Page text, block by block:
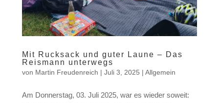
Mit Rucksack und guter Laune – Das
Reismann unterwegs
von Martin Freudenreich | Juli 3, 2025 | Allgemein
Am Donnerstag, 03. Juli 2025, war es wieder soweit: